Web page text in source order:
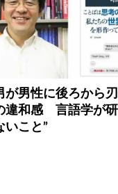
が男性に後ろから
違和感 言語学が研
いこと”